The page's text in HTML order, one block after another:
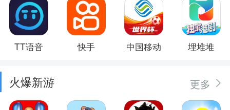
TT语音 快手 中国移动 埋堆堆
火爆新游 更多